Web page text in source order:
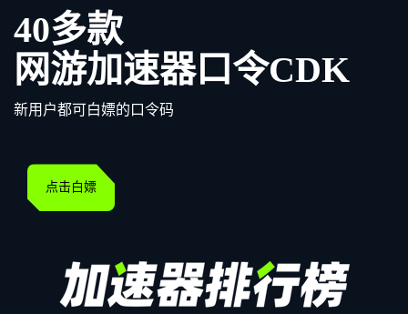
40多款
网游加速器口令CDK
新用户都可白嫖的口令码
点击白嫖